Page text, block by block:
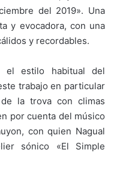
del 2019». Una
y evocadora, con una
y recordables.
el estilo habitual del
trabajo en particular
la trova con climas
por cuenta del músico
con quien Nagual
sónico «El Simple